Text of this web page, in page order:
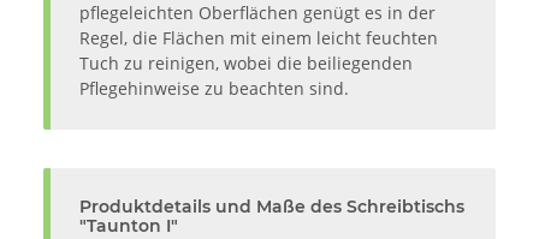
pflegeleichten Oberflächen genügt es in der
Regel, die Flächen mit einem leicht feuchten
Tuch zu reinigen, wobei die beiliegenden
Pflegehinweise zu beachten sind.
Produktdetails und Maße des Schreibtischs
"Taunton I"